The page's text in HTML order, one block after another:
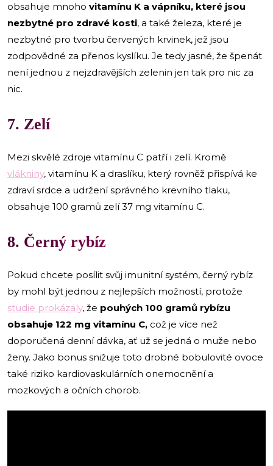
obsahuje mnoho vitamínu K a vápníku, které jsou
nezbytné pro zdravé kosti, a také železa, které je
nezbytné pro tvorbu červených krvinek, jež jsou
zodpovědné za přenos kyslíku. Je tedy jasné, že špenát
není jednou z nejzdravějších zelenin jen tak pro nic za
nic.
7. Zelí
Mezi skvělé zdroje vitamínu C patří i zelí. Kromě
vlákniny, vitamínu K a draslíku, který rovněž přispívá ke
zdraví srdce a udržení správného krevního tlaku,
obsahuje 100 gramů zelí 37 mg vitamínu C.
8. Černý rybíz
Pokud chcete posílit svůj imunitní systém, černý rybíz
by mohl být jednou z nejlepších možností, protože
studie prokázaly, že pouhých 100 gramů rybízu
obsahuje 122 mg vitamínu C, což je více než
doporučená denní dávka, ať už se jedná o muže nebo
ženy. Jako bonus snižuje toto drobné bobulovité ovoce
také riziko kardiovaskulárních onemocnění a
mozkových a očních chorob.